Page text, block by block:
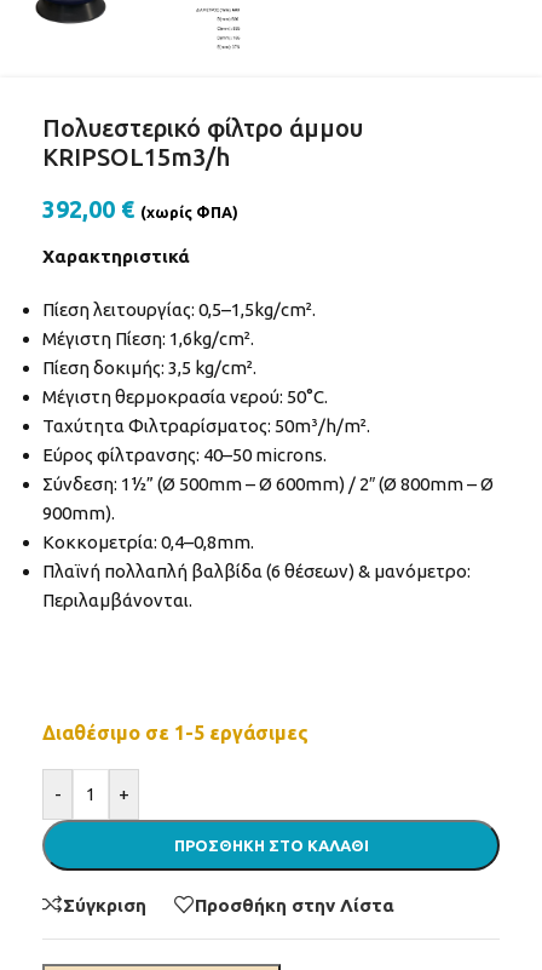
Πολυεστερικό φίλτρο άμμου
KRIPSOL15m3/h
392,00 € (χωρίς ΦΠΑ)
Χαρακτηριστικά
Πίεση λειτουργίας: 0,5–1,5kg/cm².
Mέγιστη Πίεση: 1,6kg/cm².
Πίεση δοκιμής: 3,5 kg/cm².
Μέγιστη θερμοκρασία νερού: 50°C.
Ταχύτητα Φιλτραρίσματος: 50m³/h/m².
Εύρος φίλτρανσης: 40–50 microns.
Σύνδεση: 1½” (Ø 500mm – Ø 600mm) / 2″ (Ø 800mm – Ø
900mm).
Κοκκοµετρία: 0,4–0,8mm.
Πλαϊνή πολλαπλή βαλβίδα (6 θέσεων) & μανόμετρο:
Περιλαμβάνονται.
Διαθέσιμο σε 1-5 εργάσιμες
- +
ΠΡΟΣΘΉΚΗ ΣΤΟ ΚΑΛΆΘΙ
Σύγκριση Προσθήκη στην Λίστα